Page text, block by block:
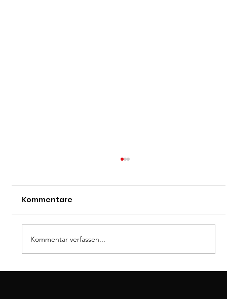
Dan-Prüfung
Kommentare
Kommentar verfassen...